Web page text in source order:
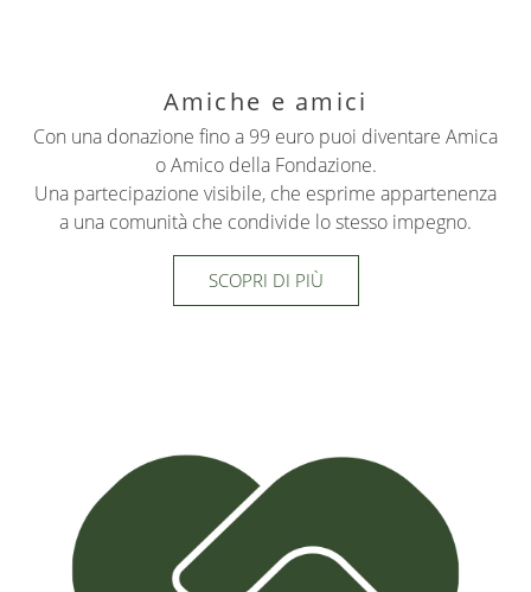
Amiche e amici
Con una donazione fino a 99 euro puoi diventare Amica
o Amico della Fondazione.
Una partecipazione visibile, che esprime appartenenza
a una comunità che condivide lo stesso impegno.
SCOPRI DI PIÙ